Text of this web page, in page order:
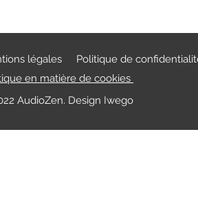
légales
Politique de
en matière de cookies
AudioZen. Design Iwego